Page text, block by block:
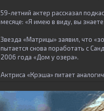
59-летний актер рассказал
месяце: «Я имею в виду, вы
Звезда «Матрицы» заявил, что
пытается снова поработать с
2006 года «Дом у озера».
Актриса «Крэша» питает